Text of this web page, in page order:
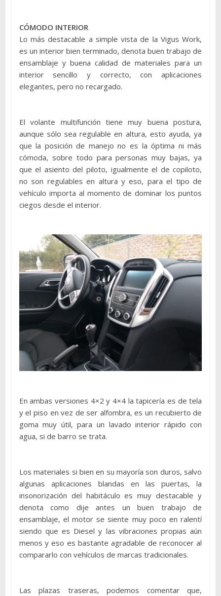
CÓMODO INTERIOR
Lo más destacable a simple vista de la Vigus Work,
es un interior bien terminado, denota buen trabajo de
ensamblaje y buena calidad de materiales para un
interior sencillo y correcto, con aplicaciones
elegantes, pero no recargado.
El volante multifunción tiene muy buena postura,
aunque sólo sea regulable en altura, esto ayuda, ya
que la posición de manejo no es la óptima ni más
cómoda, sobre todo para personas muy bajas, ya
que el asiento del piloto, igualmente el de copiloto,
no son regulables en altura y eso, para el tipo de
vehículo importa al momento de dominar los puntos
ciegos desde el interior.
En ambas versiones 4×2 y 4×4 la tapicería es de tela
y el piso en vez de ser alfombra, es un recubierto de
goma muy útil, para un lavado interior rápido con
agua, si de barro se trata.
Los materiales si bien en su mayoría son duros, salvo
algunas aplicaciones blandas en las puertas, la
insonorización del habitáculo es muy destacable y
denota como dije antes un buen trabajo de
ensamblaje, el motor se siente muy poco en ralentí
siendo que es Diesel y las vibraciones propias aún
menos y eso es bastante agradable de reconocer al
compararlo con vehículos de marcas tradicionales.
Las plazas traseras, podemos comentar que,